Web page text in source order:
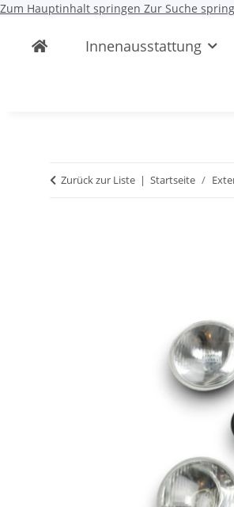
Zum Hauptinhalt springen Zur Suche
Innenausstattung
Zurück zur Liste Startseite